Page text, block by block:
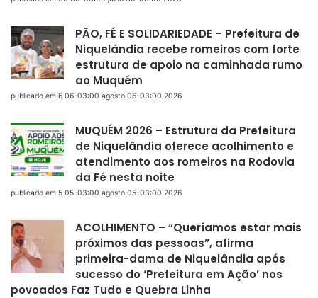
PÃO, FÉ E SOLIDARIEDADE – Prefeitura de
Niquelândia recebe romeiros com forte
estrutura de apoio na caminhada rumo
ao Muquém
publicado em 6 06-03:00 agosto 06-03:00 2026
MUQUÉM 2026 – Estrutura da Prefeitura
de Niquelândia oferece acolhimento e
atendimento aos romeiros na Rodovia
da Fé nesta noite
publicado em 5 05-03:00 agosto 05-03:00 2026
ACOLHIMENTO – “Queríamos estar mais
próximos das pessoas”, afirma
primeira-dama de Niquelândia após
sucesso do ‘Prefeitura em Ação’ nos
povoados Faz Tudo e Quebra Linha